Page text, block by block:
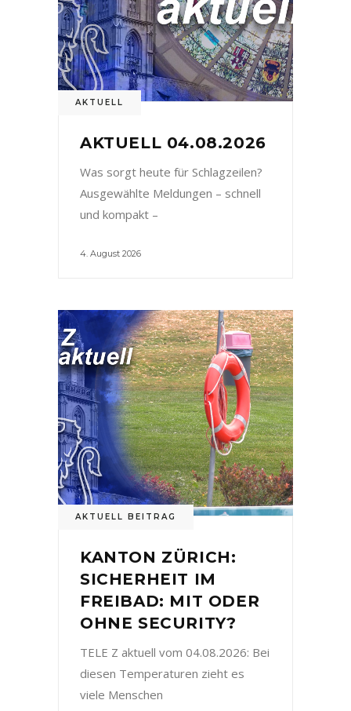
AKTUELL
AKTUELL 04.08.2026
Was sorgt heute für Schlagzeilen?
Ausgewählte Meldungen – schnell
und kompakt –
4. August 2026
AKTUELL BEITRAG
KANTON ZÜRICH:
SICHERHEIT IM
FREIBAD: MIT ODER
OHNE SECURITY?
TELE Z aktuell vom 04.08.2026: Bei
diesen Temperaturen zieht es
viele Menschen